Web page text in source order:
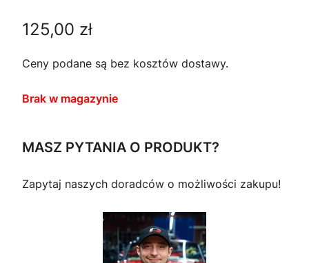
125,00 zł
Ceny podane są bez kosztów dostawy.
Brak w magazynie
MASZ PYTANIA O PRODUKT?
Zapytaj naszych doradców o możliwości zakupu!